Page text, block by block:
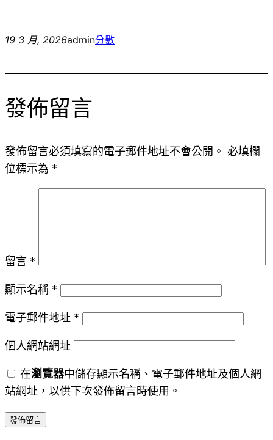
19 3 月, 2026admin分數
發佈留言
發佈留言必須填寫的電子郵件地址不會公開。 必填欄
位標示為 *
留言 *
顯示名稱 *
電子郵件地址 *
個人網站網址
在瀏覽器中儲存顯示名稱、電子郵件地址及個人網
站網址，以供下次發佈留言時使用。